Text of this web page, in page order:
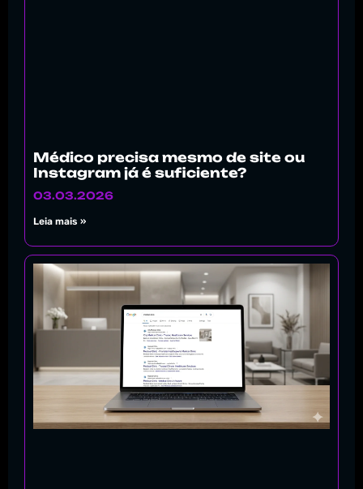
Médico precisa mesmo de site ou
Instagram já é suficiente?
03.03.2026
Leia mais »